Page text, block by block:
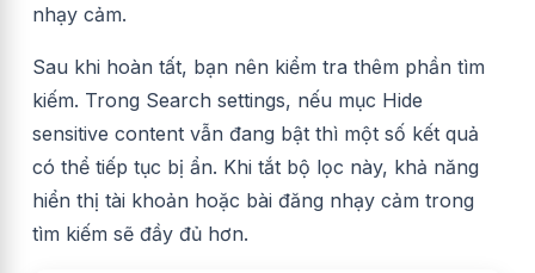
nhạy cảm.
Sau khi hoàn tất, bạn nên kiểm tra thêm phần tìm
kiếm. Trong Search settings, nếu mục Hide
sensitive content vẫn đang bật thì một số kết quả
có thể tiếp tục bị ẩn. Khi tắt bộ lọc này, khả năng
hiển thị tài khoản hoặc bài đăng nhạy cảm trong
tìm kiếm sẽ đầy đủ hơn.